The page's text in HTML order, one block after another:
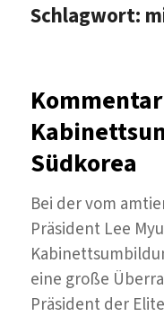
Schlagwort:
Südkorea
Bei der vom
Präsident Lee
eine große
Präsident der